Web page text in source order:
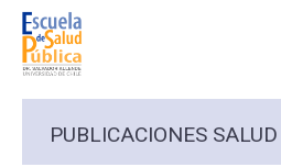
PUBLICACIONES